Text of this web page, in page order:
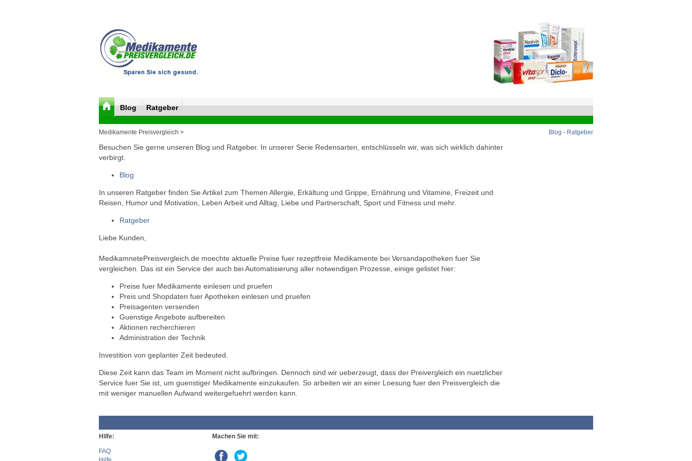
Blog Ratgeber
Medikamente Preisvergleich > Blog - Ratgeber
Besuchen Sie gerne unseren Blog und Ratgeber. In unserer Serie Redensarten, entschlüsseln wir, was sich wirklich dahinter
verbirgt.
Blog
In unseren Ratgeber finden Sie Artikel zum Themen Allergie, Erkältung und Grippe, Ernährung und Vitamine, Freizeit und
Reisen, Humor und Motivation, Leben Arbeit und Alltag, Liebe und Partnerschaft, Sport und Fitness und mehr.
Ratgeber
Liebe Kunden,
MedikamnetePreisvergleich.de moechte aktuelle Preise fuer rezeptfreie Medikamente bei Versandapotheken fuer Sie
vergleichen. Das ist ein Service der auch bei Automatisierung aller notwendigen Prozesse, einige gelistet hier:
Preise fuer Medikamente einlesen und pruefen
Preis und Shopdaten fuer Apotheken einlesen und pruefen
Preisagenten versenden
Guenstige Angebote aufbereiten
Aktionen recherchieren
Administration der Technik
Investition von geplanter Zeit bedeuted.
Diese Zeit kann das Team im Moment nicht aufbringen. Dennoch sind wir ueberzeugt, dass der Preivergleich ein nuetzlicher
Service fuer Sie ist, um guenstiger Medikamente einzukaufen. So arbeiten wir an einer Loesung fuer den Preisvergleich die
mit weniger manuellen Aufwand weitergefuehrt werden kann.
Hilfe:
FAQ
Machen Sie mit: